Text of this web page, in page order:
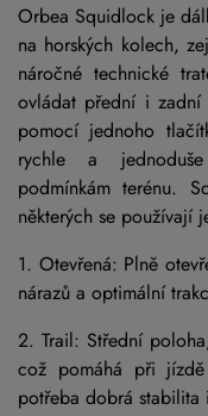
Orbea Squidlock je
na horských kolech,
náročné technické
ovládat přední i zadní
pomocí jednoho
rychle a
podmínkám terénu.
některých se používají
1. Otevřená: Plně
nárazů a optimální
2. Trail: Střední
což pomáhá při
potřeba dobrá